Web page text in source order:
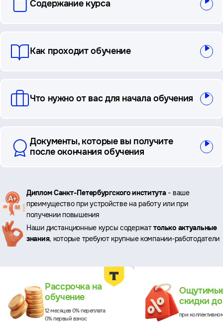
Содержание курса
Как проходит обучение
Что нужно от вас для начала обучения
Документы, которые вы получите
после окончания обучения
Ключевые
преимущества
Диплом Санкт-Петербургского института- ваше
преимущество при устройстве на работу или при
получении повышения
Наши дистанционные курсы содержаттолько актуальные
знания, которые требуют крупные компании-работодатели
Рассрочка на
обучение
12 месяцев 0% переплата
0% первый взнос
скидки
при